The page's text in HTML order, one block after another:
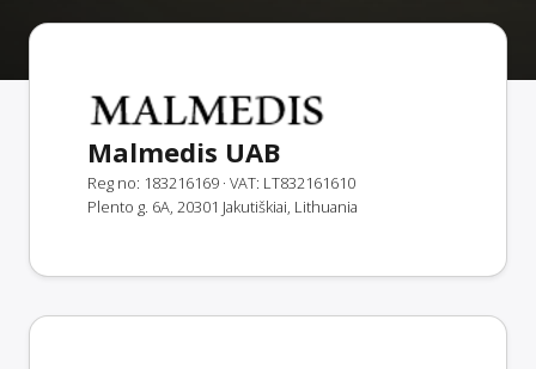
Malmedis UAB
Reg no: 183216169 · VAT: LT832161610
Plento g. 6A, 20301 Jakutiškiai, Lithuania